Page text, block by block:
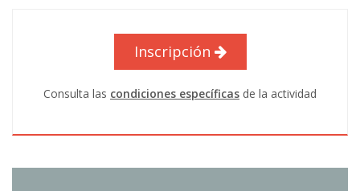
productos de inversión y financiación ofrecidos o
recomendados a los clientes;
carteras, incluidas las implicaciones de la
inversión individuales o colectivas.
Inscripción
Consulta las condiciones específicas de la actividad